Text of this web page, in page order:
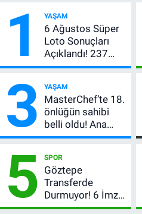
1 YAŞAM
6 Ağustos Süper
Loto Sonuçları
Açıklandı! 237
Milyon TL’lik
3 YAŞAM
MasterChef’te 18.
önlüğün sahibi
belli oldu! Ana
kadroya giren
oldu?
5 SPOR
Göztepe
Transferde
Durmuyor! 6 İmza
Sonrası Yeni